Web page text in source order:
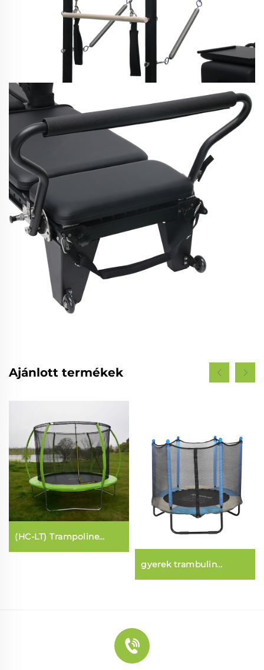
Ajánlott termékek
(HC-LT) Trampoline
(szivacs-lámpás stílus)
gyerek trambulin
biztonsági hálóval